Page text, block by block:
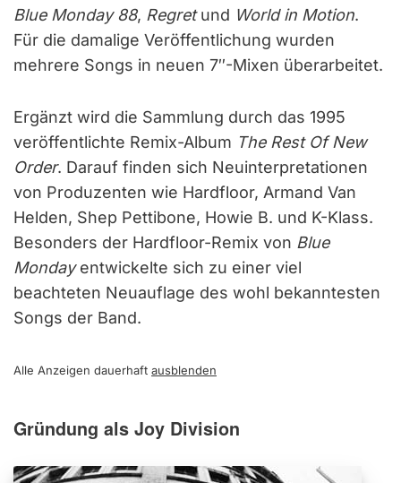
Blue Monday 88, Regretund World in Motion.
Für die damalige Veröffentlichung wurden
mehrere Songs in neuen 7″-Mixen überarbeitet.
Ergänzt wird die Sammlung durch das 1995
veröffentlichte Remix-Album The Rest Of New
Order. Darauf finden sich Neuinterpretationen
von Produzenten wie Hardfloor, Armand Van
Helden, Shep Pettibone, Howie B. und K-Klass.
Besonders der Hardfloor-Remix von Blue
Mondayentwickelte sich zu einer viel
beachteten Neuauflage des wohl bekanntesten
Songs der Band.
Alle Anzeigen dauerhaft ausblenden
Gründung als Joy Division